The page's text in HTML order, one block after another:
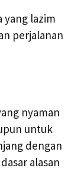
yang lazim
perjalanan
nyaman
untuk
dengan
alasan